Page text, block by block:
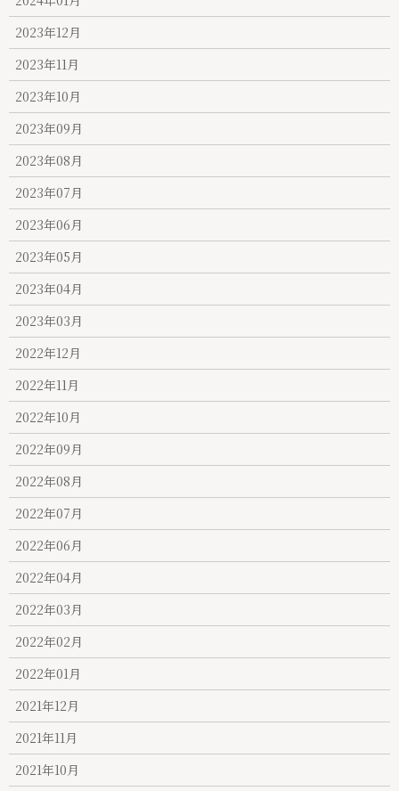
2023年12月
2023年11月
2023年10月
2023年09月
2023年08月
2023年07月
2023年06月
2023年05月
2023年04月
2023年03月
2022年12月
2022年11月
2022年10月
2022年09月
2022年08月
2022年07月
2022年06月
2022年04月
2022年03月
2022年02月
2022年01月
2021年12月
2021年11月
2021年10月